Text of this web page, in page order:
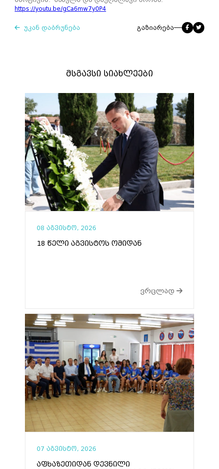
https://youtu.be/gCa6mw7y0P4
უკან დაბრუნება გაზიარება
მსგავსი სიახლეები
08 აგვისტო, 2026
18 წელი აგვისტოს ომიდან
ვრცლად
07 აგვისტო, 2026
აფხაზეთიდან დევნილი